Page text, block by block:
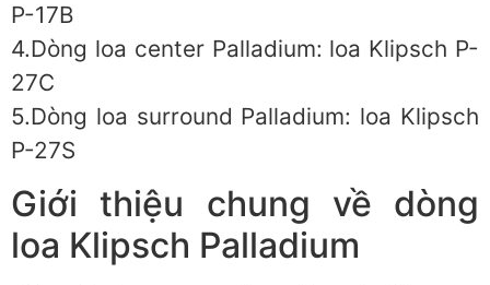
P-17B
4.Dòng loa center Palladium: loa Klipsch P-
27C
5.Dòng loa surround Palladium: loa Klipsch
P-27S
Giới thiệu chung về dòng
loa Klipsch Palladium